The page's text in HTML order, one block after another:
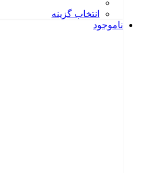
انتخاب گزینه
ناموجود